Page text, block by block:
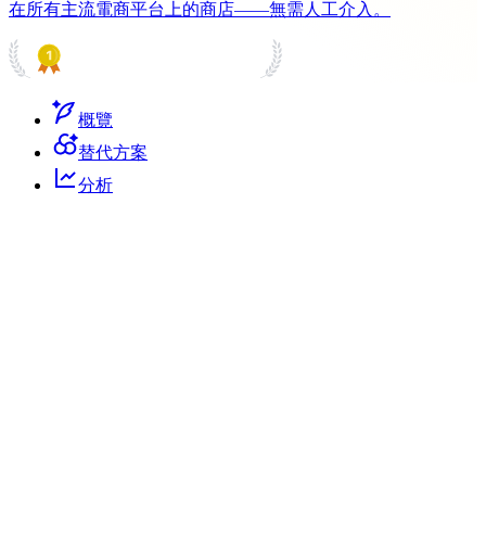
在所有主流電商平台上的商店——無需人工介入。
概覽
替代方案
分析